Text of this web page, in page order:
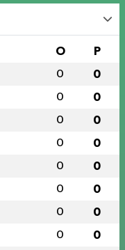
O P
0 0
0 0
0 0
0 0
0 0
0 0
0 0
0 0